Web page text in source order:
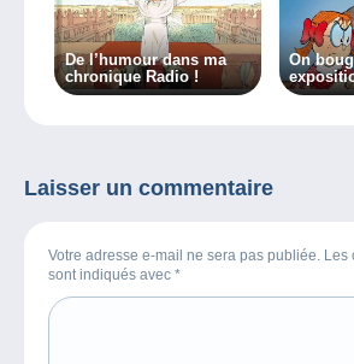
De l’humour dans ma
chronique Radio !
On
Laisser un commentaire
Votre adresse e-mail ne sera pas publiée.
sont indiqués avec *